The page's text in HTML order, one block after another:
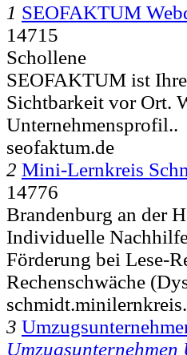
1 SEOFAKTUM
14715
Schollene
SEOFAKTUM ist
Sichtbarkeit vor Ort.
Unternehmensprofil..
seofaktum.de
2 Mini-Lernkreis
14776
Brandenburg an der
Individuelle
Förderung bei Lese-
Rechenschwäche
3